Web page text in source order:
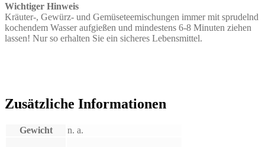
Wichtiger Hinweis
Kräuter-, Gewürz- und Gemüseteemischungen immer mit sprudelnd
kochendem Wasser aufgießen und mindestens 6-8 Minuten ziehen
lassen! Nur so erhalten Sie ein sicheres Lebensmittel.
Zusätzliche Informationen
Gewicht n. a.